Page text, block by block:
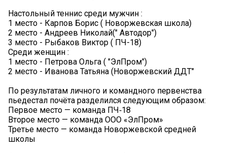
Настольный теннис среди мужчин :
1 место - Карпов Борис ( Новоржевская школа)
2 место - Андреев Николай(" Автодор")
3 место - Рыбаков Виктор ( ПЧ-18)
Среди женщин :
1 место - Петрова Ольга ( "ЭлПром")
2 место - Иванова Татьяна (Новоржевский ДДТ"
По результатам личного и командного первенства
пьедестал почёта разделился следующим образом:
Первое место — команда ПЧ‑18
Второе место — команда ООО «ЭлПром»
Третье место — команда Новоржевской средней
школы